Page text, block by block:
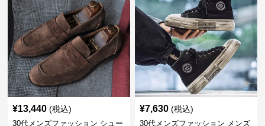
¥13,440 (税込)
30代メンズファッション シュー
¥7,630 (税込)
30代メンズファッション メンズ